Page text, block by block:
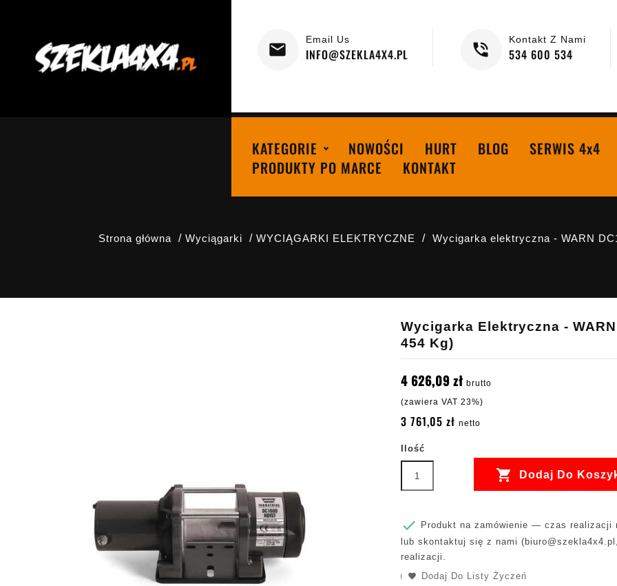
Kontakt Z Nami
534 600 534
Email Us
INFO@SZEKLA4X4.PL
KATEGORIE NOWOŚCI HURT BLOG
SERWIS 4x4
PRODUKTY PO MARCE
KONTAKT
Strona główna Wyciągarki WYCIĄGARKI ELEKTRYCZNE Wycigarka elektryczna - WARN
Wycigarka Elektryczna -
454 Kg)
4 626,09 zł brutto
(zawiera VAT 23%)
3 761,05 zł netto
Ilość
 Dodaj Do

Produkt na zamówienie — czas
lub skontaktuj się z nami ( biuro@szekla4x4.pl
realizacji.
Dodaj Do Listy Życzeń